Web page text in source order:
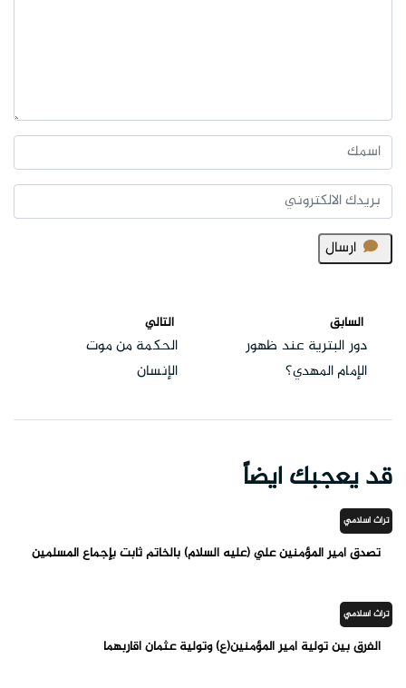
ارسال
السابق
دور البترية عند ظهور
الإمام المهدي؟
التالي
الحكمة من موت
الإنسان
قد يعجبك ايضاً
تراث اسلامي
تصدق أمير المؤمنين علي (عليه السلام) بالخاتم ثابت بإجماع المسلمين
تراث اسلامي
الفرق بين تولية أمير المؤمنين(ع) وتولية عثمان أقاربهما